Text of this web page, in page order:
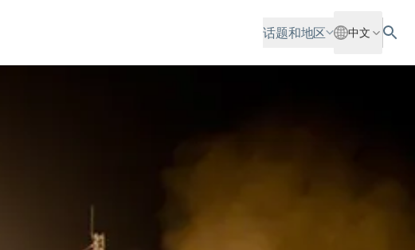
话题和地区 中文